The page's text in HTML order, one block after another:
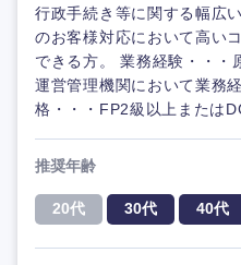
行政手続き等に関する幅広
のお客様対応において高い
できる方。 業務経験・・・
運営管理機関において業務
格・・・FP2級以上または
推奨年齢
20代 30代 40代